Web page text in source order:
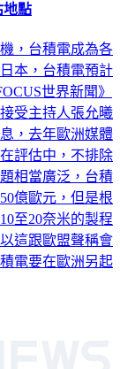
地點
，台積電成為各
本，台積電預計
世界新聞》
受主持人張允曦
，去年歐洲媒體
評估中，不排除
相當廣泛，台積
億歐元，但是根
至20奈米的製程
這跟歐盟聲稱會
電要在歐洲另起